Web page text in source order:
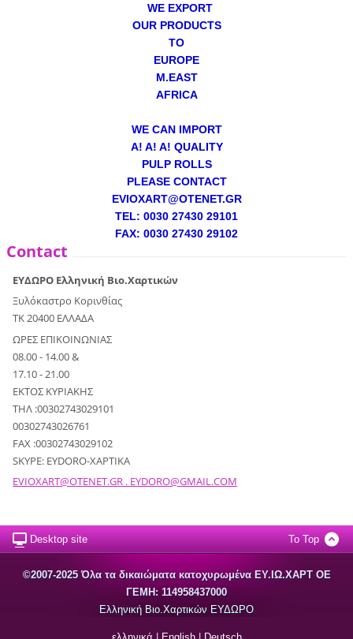
WE EXPORT
OUR PRODUCTS
TO
EUROPE
M.EAST
AFRICA
WE CAN IMPORT
A! A! A! QUALITY
PULP ROLLS
PLEASE CONTACT
EVIOXART@OTENET.GR
TEL: 0030 27430 29101
FAX: 0030 27430 29102
Contact
ΕΥΔΩΡΟ Ελληνική Βιο.Χαρτικών
Ξυλόκαστρο Κορινθίας
ΤΚ 20400 ΕΛΛΑΔΑ
ΩΡΕΣ ΕΠΙΚΟΙΝΩΝΙΑΣ
08.00 - 14.00 &
17.10 - 21.00
ΕΚΤΟΣ ΚΥΡΙΑΚΗΣ
ΤΗΛ :00302743029101
00302743026761
FAX :00302743029102
SKYPE: EYDORO-XAPTIKA
EVIOXART@OTENET.GR . EYDORO@GMAIL.COM
Desktop site To Top
©2007-2025 Όλα τα δικαιώματα κατοχυρωμένα EΥ.ΙΩ.ΧΑΡΤ ΟΕ
ΓΕΜΗ: 114958437000
Ελληνική Βιο.Χαρτικών ΕΥΔΩΡΟ